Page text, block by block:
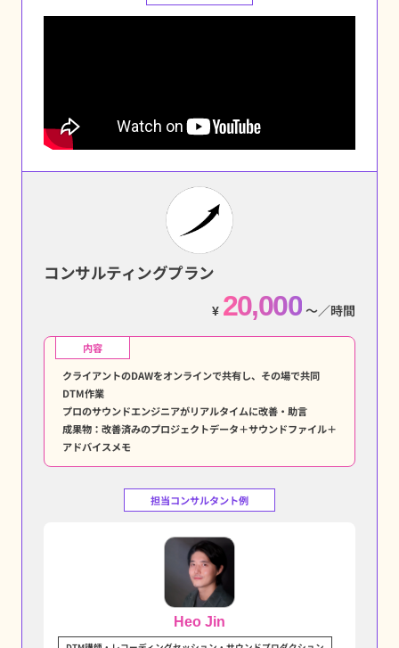
コンサルティングプラン
¥ 20,000 〜／時間
内容
クライアントのDAWをオンラインで共有し、その場で共同
DTM作業
プロのサウンドエンジニアがリアルタイムに改善・助言
成果物：改善済みのプロジェクトデータ＋サウンドファイル＋
アドバイスメモ
担当コンサルタント例
Heo Jin